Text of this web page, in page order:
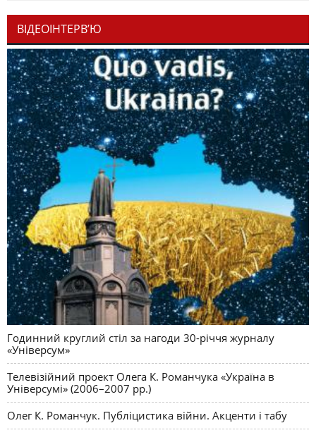
ВІДЕОІНТЕРВ’Ю
Годинний круглий стіл за нагоди 30-річчя журналу
«Універсум»
Телевізійний проект Олега К. Романчука «Україна в
Універсумі» (2006–2007 рр.)
Олег К. Романчук. Публіцистика війни. Акценти і табу